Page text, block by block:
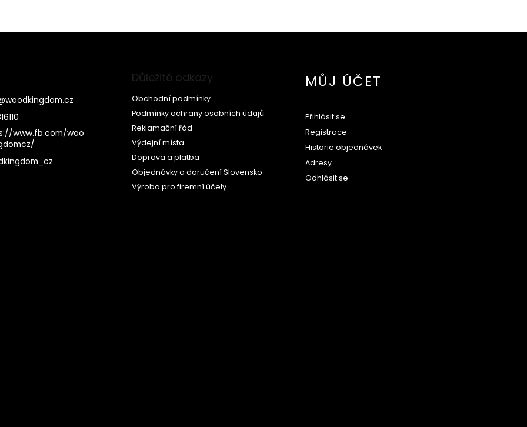
woodkingdom.cz
www.fb.com/woo
Důležité odkazy
Obchodní podmínky
Podmínky ochrany osobních údajů
Reklamační řád
Výdejní místa
Doprava a platba
Objednávky a doručení Slovensko
Výroba pro firemní účely
MŮJ ÚČET
Přihlásit se
Registrace
Historie objednávek
Adresy
Odhlásit se